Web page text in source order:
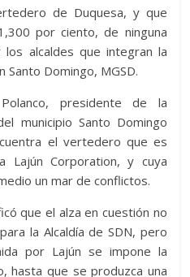
de Duquesa, y que
por ciento, de ninguna
alcaldes que integran la
Santo Domingo, MGSD.
presidente de la
municipio Santo Domingo
el vertedero que es
Lajún Corporation, y cuya
un mar de conflictos.
que el alza en cuestión no
la Alcaldía de SDN, pero
por Lajún se impone la
hasta que se produzca una